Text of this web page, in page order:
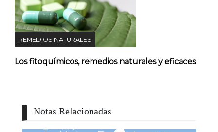
REMEDIOS NATURALES
Los fitoquímicos, remedios naturales y eficaces
Notas Relacionadas